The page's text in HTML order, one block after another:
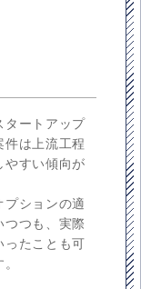
タートアップ
は上流工程
すい傾向が
ションの適
つも、実際
ったことも可